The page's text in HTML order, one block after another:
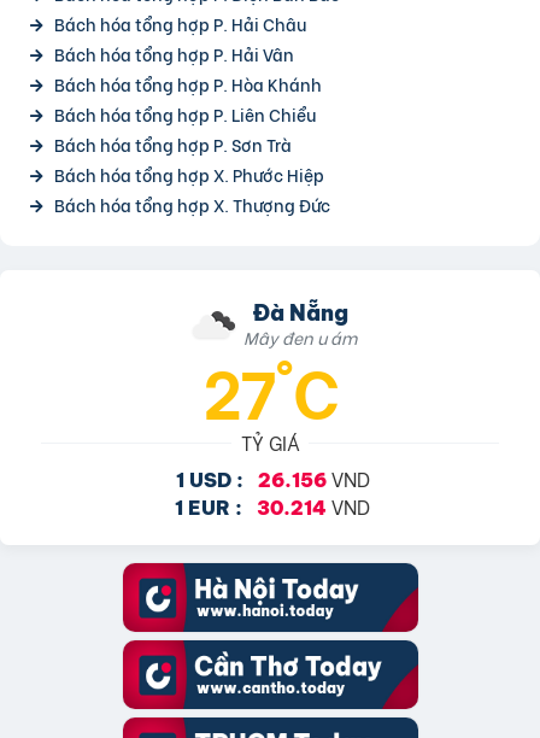
Bách hóa tổng hợp P. Hải Châu
Bách hóa tổng hợp P. Hải Vân
Bách hóa tổng hợp P. Hòa Khánh
Bách hóa tổng hợp P. Liên Chiểu
Bách hóa tổng hợp P. Sơn Trà
Bách hóa tổng hợp X. Phước Hiệp
Bách hóa tổng hợp X. Thượng Đức
Đà Nẵng
Mây đen u ám
27°C
TỶ GIÁ
1 USD : 26.156VND
1 EUR : 30.214 VND